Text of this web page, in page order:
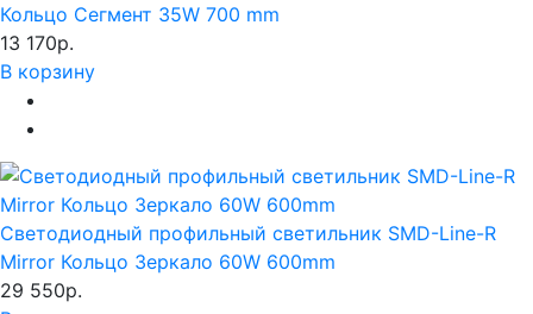
Кольцо Сегмент 35W 700 mm
13 170р.
В корзину
Светодиодный профильный светильник SMD-Line-R
Mirror Кольцо Зеркало 60W 600mm
29 550р.